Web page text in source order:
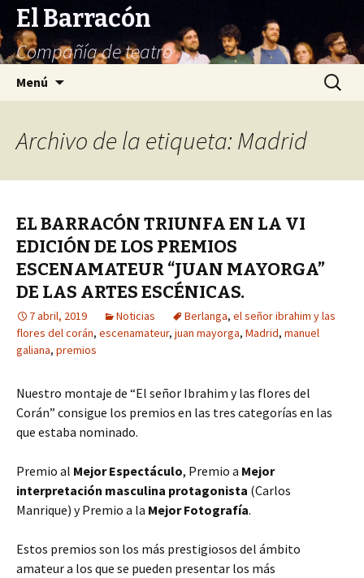
El Barracón
Compañía de teatro
Menú Buscar:
Archivo de la etiqueta: Madrid
EL BARRACÓN TRIUNFA EN LA VI
EDICIÓN DE LOS PREMIOS
ESCENAMATEUR “JUAN MAYORGA”
DE LAS ARTES ESCÉNICAS.
7 abril, 2019 Noticias Berlanga, el señor ibrahim y las
flores del corán, escenamateur, juan mayorga, Madrid, manuel
galiana, premios
Nuestro montaje de “El señor Ibrahim y las flores del
Corán” consigue los premios en las tres categorías en las
que estaba nominado.
Premio al Mejor Espectáculo, Premio a Mejor
interpretación masculina protagonista (Carlos
Manrique) y Premio a la Mejor Fotografía.
Estos premios son los más prestigiosos del ámbito
amateur a los que se pueden presentar los más